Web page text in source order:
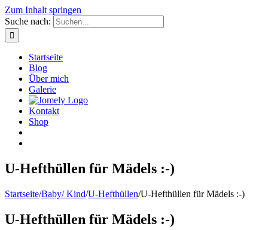
Zum Inhalt springen
Suche nach:
Startseite
Blog
Über mich
Galerie
Kontakt
Shop
U-Hefthüllen für Mädels :-)
Startseite/Baby/ Kind/U-Hefthüllen/U-Hefthüllen für Mädels :-)
U-Hefthüllen für Mädels :-)